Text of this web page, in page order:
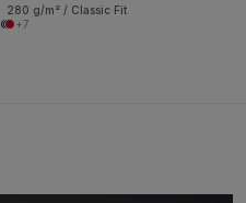
280 g/m² / Classic Fit
+7